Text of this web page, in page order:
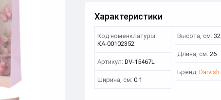
Характеристики
Код номенклатуры:
КА-00102352
Артикул: DV-15467L
Ширина, см: 0.1
Высота, см: 32
Длина, см: 26
Бренд: Darvish